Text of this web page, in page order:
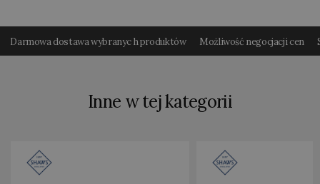
Darmowa dostawa wybranyc h produktów Możliwość negocjacji cen
Inne w tej kategorii